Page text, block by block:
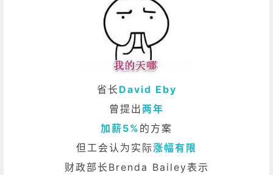
省长 David Eby
曾提出 两年
加薪5% 的方案
但工会认为实际涨幅有限
财政部长Brenda Bailey表示